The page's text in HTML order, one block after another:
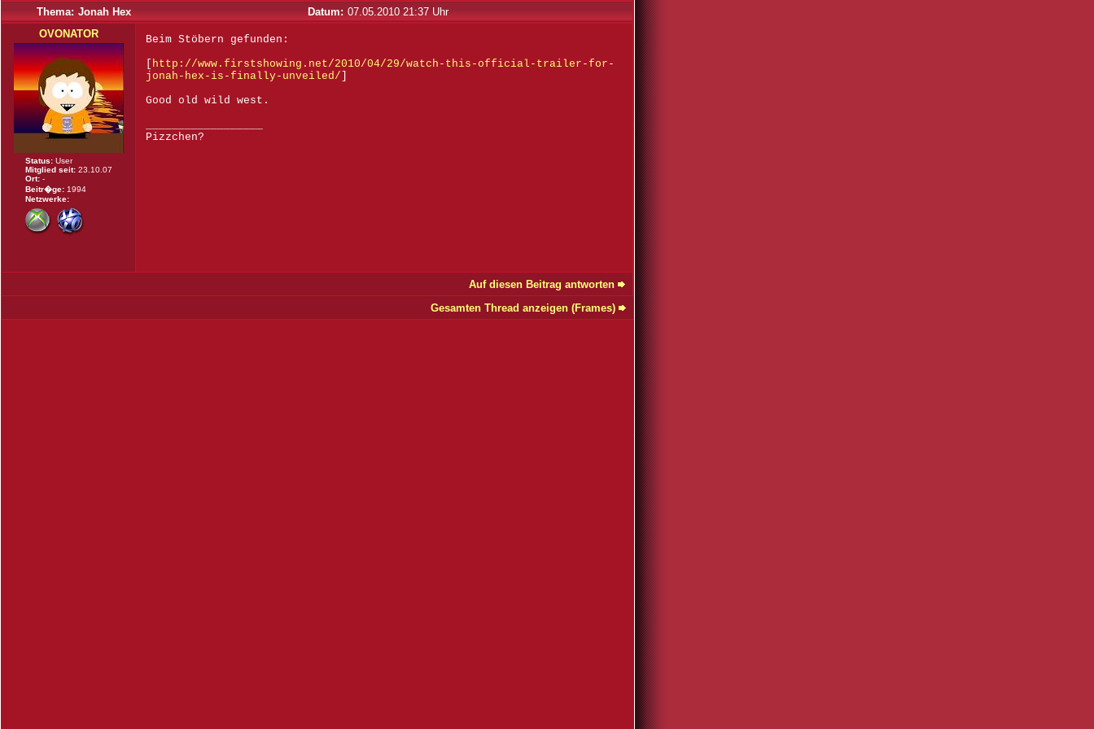
Thema: Jonah Hex Datum: 07.05.2010 21:37 Uhr
OVONATOR
Status: User
Mitglied seit: 23.10.07
Ort: -
Beitr�ge: 1994
Netzwerke:
Beim Stöbern gefunden:
http://www.firstshowing.net/2010/04/29/watch-this-official-trailer-for-
jonah-hex-is-finally-unveiled/
Good old wild west.
Pizzchen?
Auf diesen Beitrag antworten
Gesamten Thread anzeigen (Frames)